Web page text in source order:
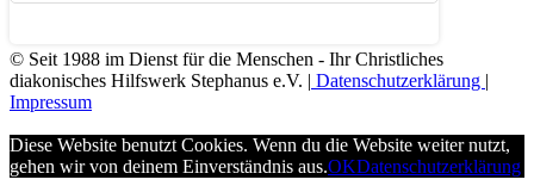
© Seit 1988 im Dienst für die Menschen - Ihr Christliches
diakonisches Hilfswerk Stephanus e.V. | Datenschutzerklärung |
Impressum
Diese Website benutzt Cookies. Wenn du die Website weiter nutzt,
gehen wir von deinem Einverständnis aus.OKDatenschutzerklärung